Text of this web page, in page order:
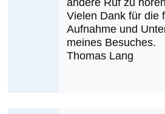
andere Ruf zu
Vielen Dank für die
Aufnahme und
meines Besuches.
Thomas Lang